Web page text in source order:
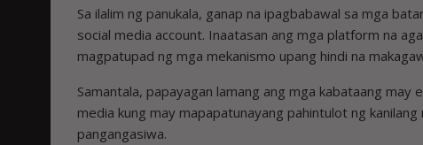
Sa ilalim ng panukala, ganap na ipagbabawal sa mga
social media account. Inaatasan ang mga platform na
magpatupad ng mga mekanismo upang hindi na
Samantala, papayagan lamang ang mga kabataang
media kung may mapapatunayang pahintulot ng
pangangasiwa.